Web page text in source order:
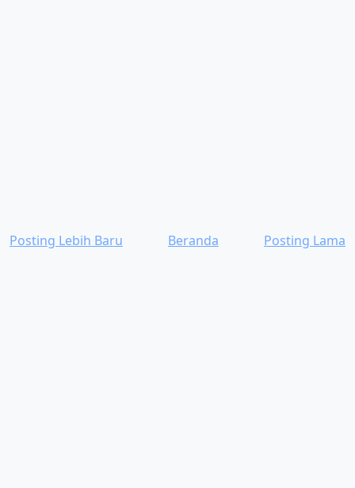
Posting Lebih Baru Posting Lama
Beranda